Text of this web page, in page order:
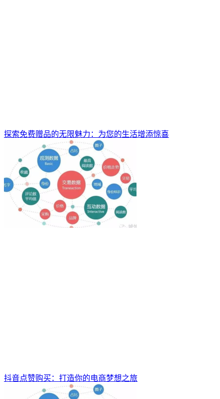
探索免费赠品的无限魅力：为您的生活增添惊喜
抖音点赞购买：打造你的电商梦想之旅